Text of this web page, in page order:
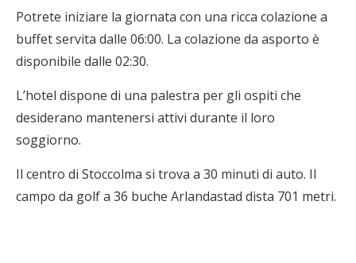
Potrete iniziare la giornata con una ricca colazione a
buffet servita dalle 06:00. La colazione da asporto è
disponibile dalle 02:30.
L’hotel dispone di una palestra per gli ospiti che
desiderano mantenersi attivi durante il loro
soggiorno.
Il centro di Stoccolma si trova a 30 minuti di auto. Il
campo da golf a 36 buche Arlandastad dista 701 metri.